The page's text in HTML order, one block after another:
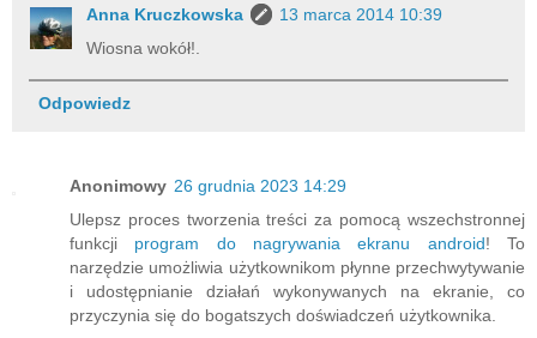
Anna Kruczkowska
13 marca 2014 10:39
Wiosna wokół!.
Odpowiedz
Anonimowy 26 grudnia 2023 14:29
Ulepsz proces tworzenia treści za pomocą wszechstronnej
funkcji program do nagrywania ekranu android! To
narzędzie umożliwia użytkownikom płynne przechwytywanie
i udostępnianie działań wykonywanych na ekranie, co
przyczynia się do bogatszych doświadczeń użytkownika.